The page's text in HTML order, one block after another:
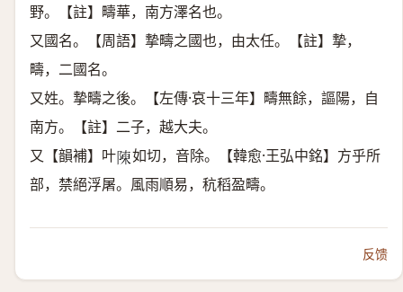
野。【註】疇華，南方澤名也。
又國名。【周語】摯疇之國也，由太任。【註】摯，
疇，二國名。
又姓。摯疇之後。【左傳·哀十三年】疇無餘，謳陽，自
南方。【註】二子，越大夫。
又【韻補】叶𨻰 如切，音除。【韓愈·王弘中銘】方乎所
部，禁絕浮屠。風雨順易，秔稻盈疇。
反馈